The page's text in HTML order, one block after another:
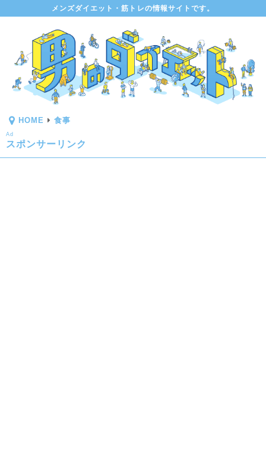
メンズダイエット・筋トレの情報サイトです。
HOME 食事
Ad
スポンサーリンク